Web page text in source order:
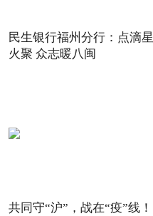
民生银行福州分行：点滴星
火聚 众志暖八闽
共同守“沪”，战在“疫”线！